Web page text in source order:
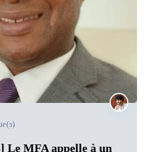
Le MFA appelle à un